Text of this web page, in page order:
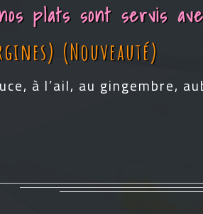
plats sont servis
(Nouveauté)
à l’ail, au gingembre,